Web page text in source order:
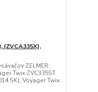
(ZVCA335X),
ZELMER:
Twix ZVC335ST,
SK), Voyager Twix